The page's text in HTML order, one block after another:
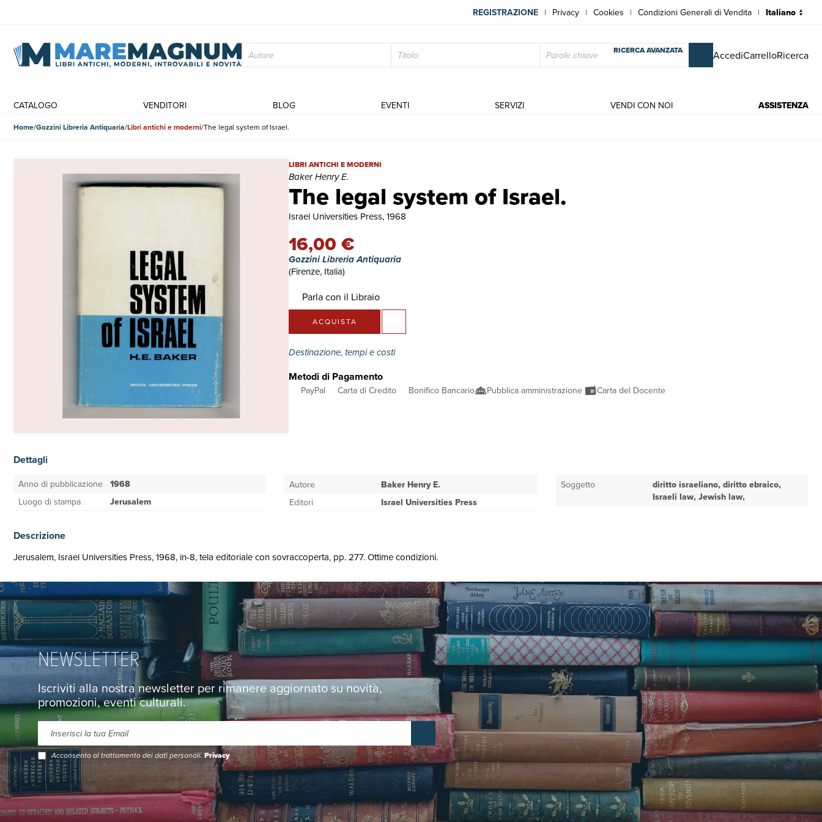
REGISTRAZIONE | Privacy | Cookies | Condizioni Generali di Vendita |
RICERCA AVANZATA AccediCarrelloRicerca
CATALOGO VENDITORI BLOG EVENTI SERVIZI VENDI CON NOI ASSISTENZA
Home Gozzini Libreria Antiquaria Libri antichi e moderni The legal system of Israel.
The legal system of Israel.
The legal system of Israel. | Libri antichi e moderni | Baker Henry E.
LIBRI ANTICHI E MODERNI
Baker Henry E.
Israel Universities Press, 1968
16,00 €
Gozzini Libreria Antiquaria
(Firenze, Italia)
Parla con il Libraio
ACQUISTA
Destinazione, tempi e costi
Metodi di Pagamento
PayPal Carta di Credito Bonifico Bancario Pubblica amministrazione Carta del Docente
Dettagli
Anno di pubblicazione 1968
Luogo di stampa
Jerusalem
Autore
Baker Henry E.
Editori
Israel Universities Press
Soggetto
diritto israeliano, diritto ebraico,
Israeli law, Jewish law,
Descrizione
Jerusalem, Israel Universities Press, 1968, in-8, tela editoriale con sovraccoperta, pp. 277. Ottime condizioni.
NEWSLETTER
Iscriviti alla nostra newsletter per rimanere aggiornato su novità,
promozioni, eventi culturali.
Acconsento al trattamento dei dati personali.Privacy